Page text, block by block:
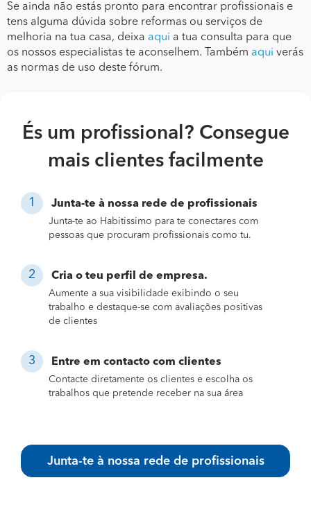
Se ainda não estás pronto para encontrar profissionais e
tens alguma dúvida sobre reformas ou serviços de
melhoria na tua casa, deixa aqui a tua consulta para que
os nossos especialistas te aconselhem. Também aqui verás
as normas de uso deste fórum.
És um profissional? Consegue
mais clientes facilmente
Junta-te à nossa rede de profissionais
Junta-te ao Habitissimo para te conectares com
pessoas que procuram profissionais como tu.
Cria o teu perfil de empresa.
Aumente a sua visibilidade exibindo o seu
trabalho e destaque-se com avaliações positivas
de clientes
Entre em contacto com clientes
Contacte diretamente os clientes e escolha os
trabalhos que pretende receber na sua área
Junta-te à nossa rede de profissionais